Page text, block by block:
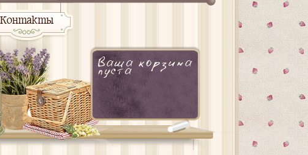
Контакты
Ваша корзина
пуста